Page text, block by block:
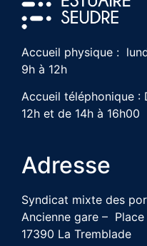
Accueil physique :
9h à 12h
Accueil téléphonique :
12h et de 14h à 16h00
Adresse
Syndicat mixte des
Ancienne gare – Place
17390 La Tremblade